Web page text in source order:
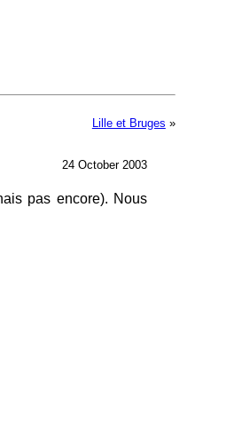
Lille et Bruges »
24 October 2003
pas encore). Nous